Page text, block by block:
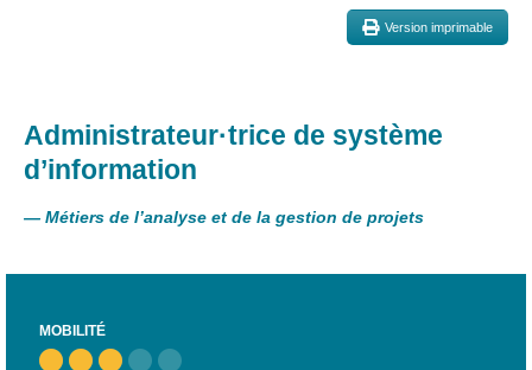
Version imprimable
Administrateur·trice de système
d’information
— Métiers de l’analyse et de la gestion de projets
MOBILITÉ
former
Formations pour
Opérateur·rice